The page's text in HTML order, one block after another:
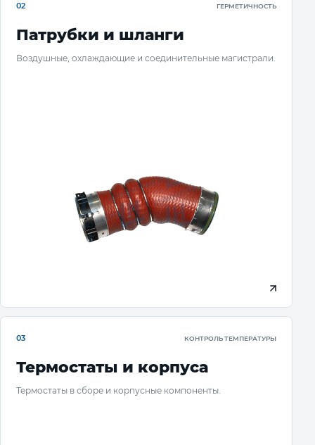
02 ГЕРМЕТИЧНОСТЬ
Патрубки и шланги
Воздушные, охлаждающие и соединительные магистрали.
03 КОНТРОЛЬ ТЕМПЕРАТУРЫ
Термостаты и корпуса
Термостаты в сборе и корпусные компоненты.